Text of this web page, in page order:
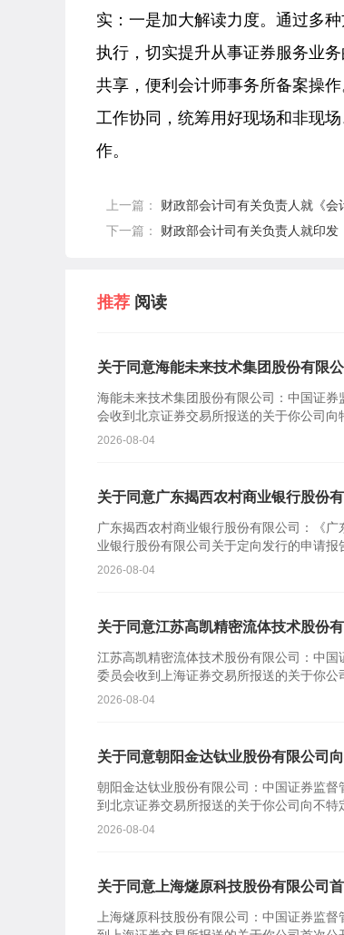
实：一是加大解读力度。通过多
执行，切实提升从事证券服务业
共享，便利会计师事务所备案操
工作协同，统筹用好现场和非现
作。
上一篇： 财政部会计司有关负责人就《
下一篇： 财政部会计司有关负责人就印
推荐 阅读
关于同意海能未来技术集团股份有限
海能未来技术集团股份有限公司：中国证券
会收到北京证券交易所报送的关于你公司向
股票的审核意见及你公司注册申请文件。根
2026-08-04
关于同意广东揭西农村商业银行股份
广东揭西农村商业银行股份有限公司：《广
业银行股份有限公司关于定向发行的申请报
商行报〔2026〕110号）及相关文件收悉。
2026-08-04
关于同意江苏高凯精密流体技术股份
江苏高凯精密流体技术股份有限公司：中国
委员会收到上海证券交易所报送的关于你公
行股票并在科创板上市的审核意见及你公司
2026-08-04
关于同意朝阳金达钛业股份有限公司
朝阳金达钛业股份有限公司：中国证券监督
到北京证券交易所报送的关于你公司向不特
公开发行股票并在北京证券交易所上市的审
2026-08-04
关于同意上海燧原科技股份有限公司
上海燧原科技股份有限公司：中国证券监督